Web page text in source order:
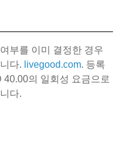
부를 이미 결정한 경우
다. livegood.com. 등록
의 일회성 요금으로
다.